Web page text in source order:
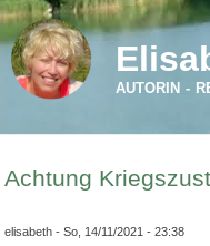
AUTORIN -
Achtung
elisabeth- So, 14/11/2021 - 23:38